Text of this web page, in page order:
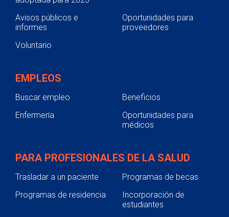
Available vaccinations vary by location.
View our list of vaccines by location
Avisos públicos e
informes
Oportunidades para
proveedores
Voluntario
EMPLEOS
Buscar empleo
Beneficios
Enfermería
Oportunidades para
médicos
PARA PROFESIONALES DE LA SALUD
Trasladar a un paciente
Programas de becas
Programas de residencia
Incorporación de
estudiantes